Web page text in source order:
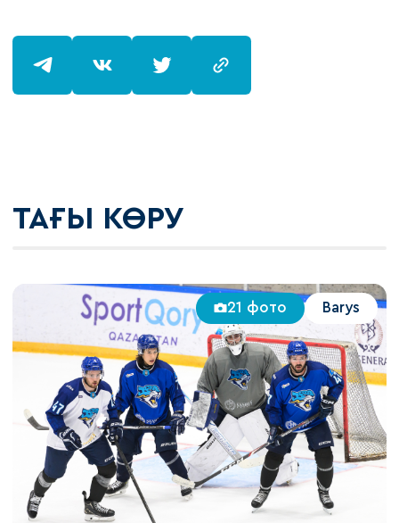
ТАҒЫ КӨРУ
21 фото Barys